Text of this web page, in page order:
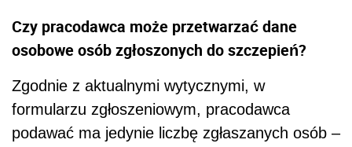
Czy pracodawca może przetwarzać dane
osobowe osób zgłoszonych do szczepień?
Zgodnie z aktualnymi wytycznymi, w
formularzu zgłoszeniowym, pracodawca
podawać ma jedynie liczbę zgłaszanych osób –